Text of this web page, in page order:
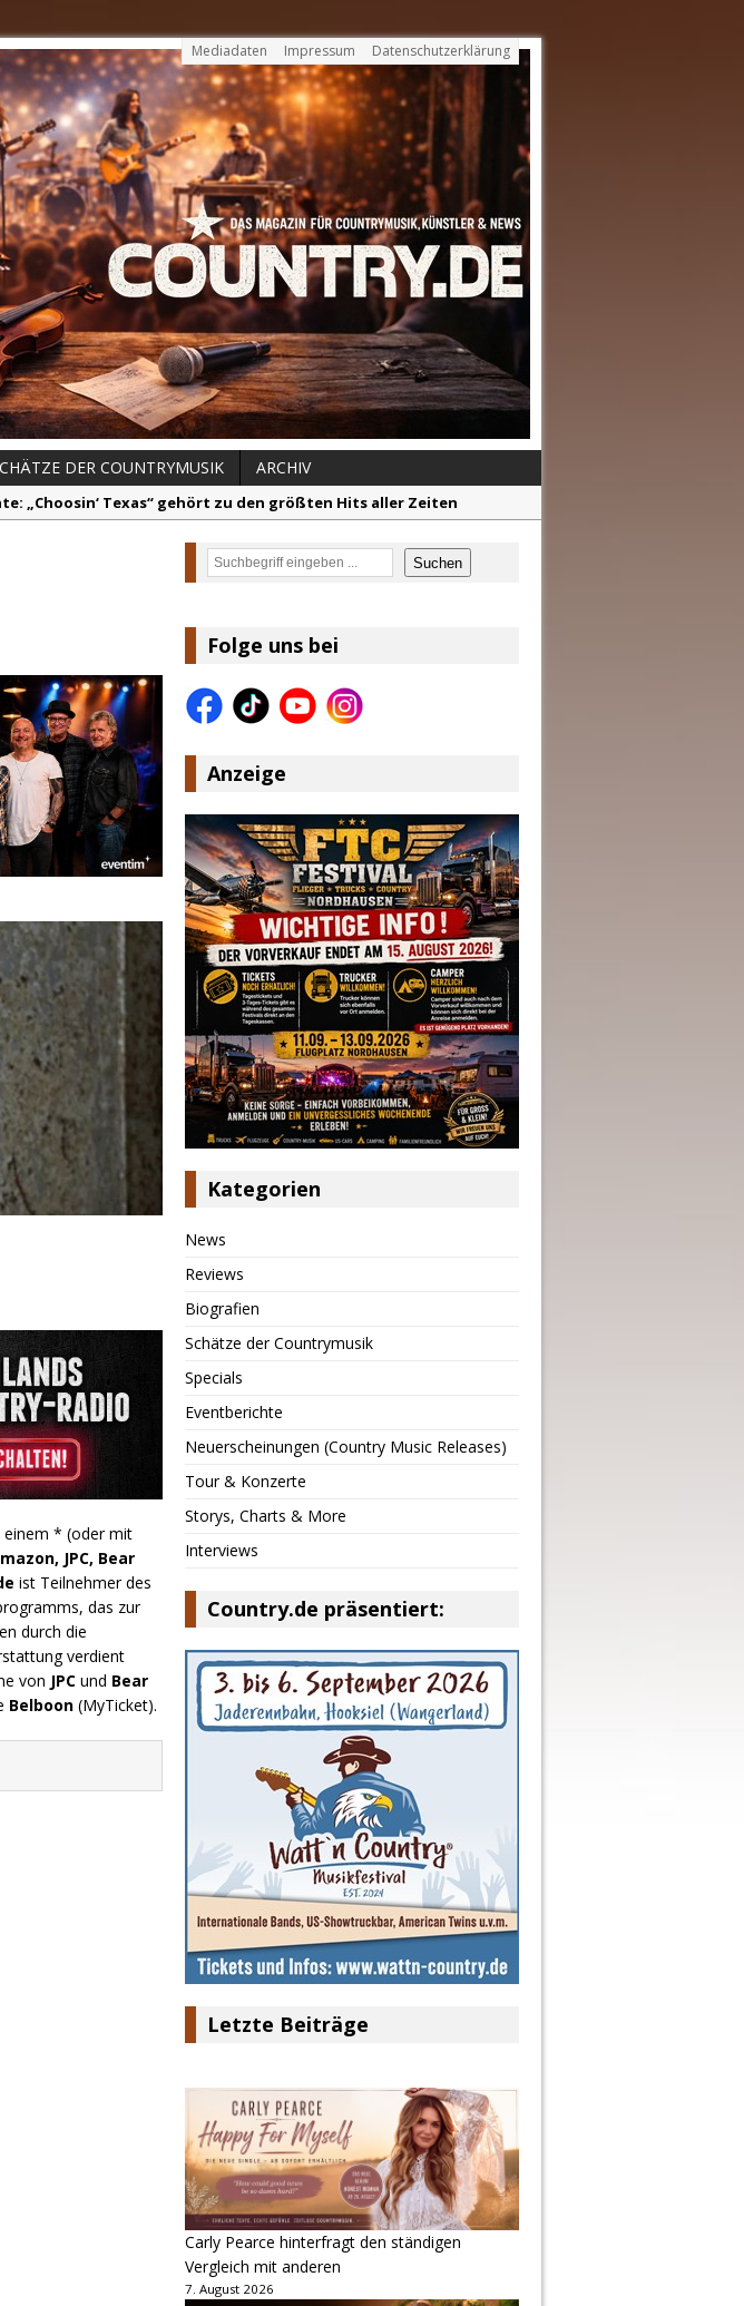
Mediadaten Impressum Datenschutzerklärung
DER COUNTRYMUSIK
ARCHIV
„Choosin‘ Texas“ gehört zu den größten Hits aller Zeiten
Care“ einen weiteren Schatz aus dem Archiv
Video zu „Mexico Honey“
Vergleich mit anderen
einem * (oder mit
JPC, Bear
ist Teilnehmer des
das zur
durch die
verdient
von JPC und Bear
Belboon (MyTicket).
Suchen Suchen
Folge uns bei
Anzeige
Kategorien
News
Reviews
Biografien
Schätze der Countrymusik
Specials
Eventberichte
Neuerscheinungen (Country Music Releases)
Tour & Konzerte
Storys, Charts & More
Interviews
Country.de präsentiert:
Letzte Beiträge
Carly Pearce hinterfragt den ständigen
Vergleich mit anderen
7. August 2026